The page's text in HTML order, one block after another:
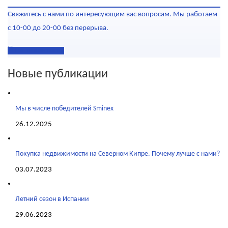
Свяжитесь с нами по интересующим вас вопросам. Мы работаем
с 10-00 до 20-00 без перерыва.
Новые публикации
Мы в числе победителей Sminex
26.12.2025
Покупка недвижимости на Северном Кипре. Почему лучше с нами?
03.07.2023
Летний сезон в Испании
29.06.2023